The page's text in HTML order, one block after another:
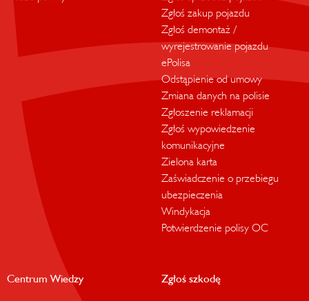
Zgłoś zakup pojazdu
Zgłoś demontaż /
wyrejestrowanie pojazdu
ePolisa
Odstąpienie od umowy
Zmiana danych na polisie
Zgłoszenie reklamacji
Zgłoś wypowiedzenie
komunikacyjne
Zielona karta
Zaświadczenie o przebiegu
ubezpieczenia
Windykacja
Potwierdzenie polisy OC
Centrum Wiedzy Zgłoś szkodę